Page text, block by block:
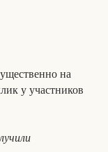
на
у участников